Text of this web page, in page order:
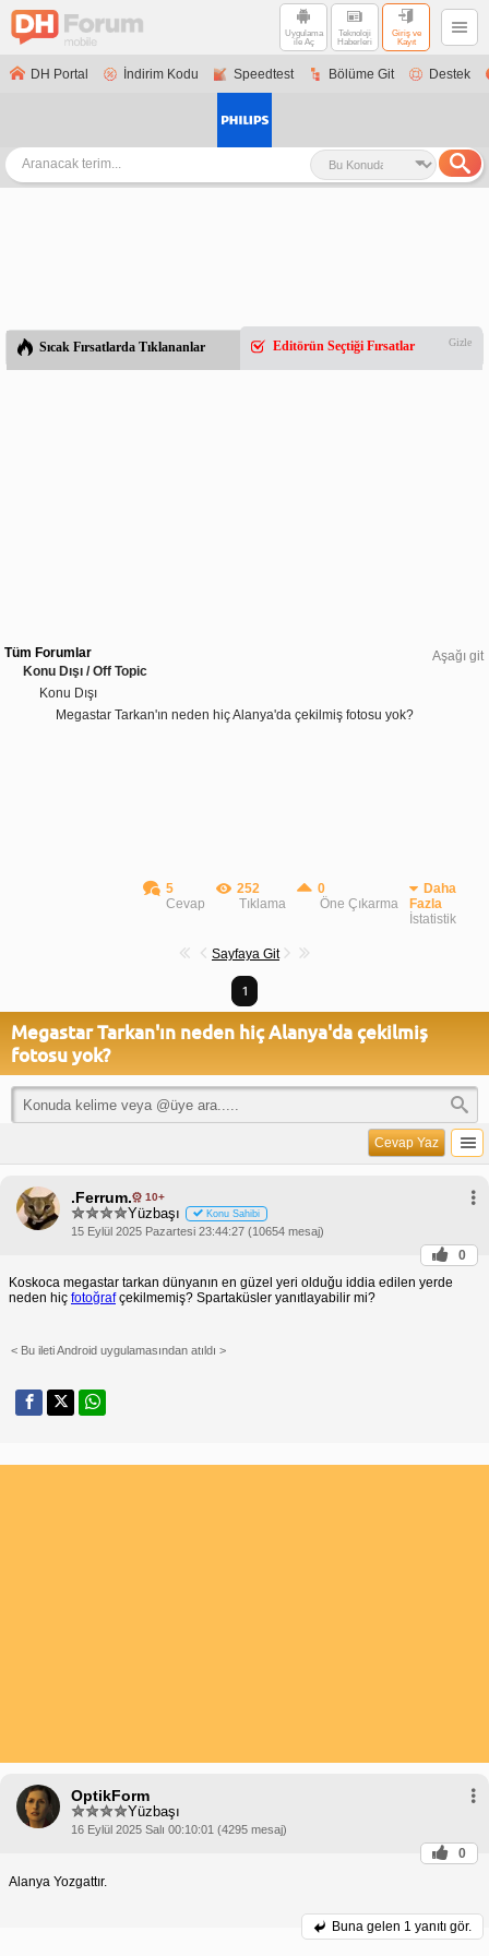
Uygulama
ile Aç
Teknoloji
Haberleri
Giriş ve
Kayıt
DH Portal İndirim Kodu Speedtest Bölüme Git Destek
Sıcak Fırsatlarda Tıklananlar Editörün Seçtiği Fırsatlar Gizle
Aşağı git
Tüm Forumlar
Konu Dışı / Off Topic
Konu Dışı
Megastar Tarkan'ın neden hiç Alanya'da çekilmiş fotosu yok?
5
Cevap
252
Tıklama
0
Öne Çıkarma
Daha
Fazla
İstatistik
Sayfaya Git
1
Megastar Tarkan'ın neden hiç Alanya'da çekilmiş
fotosu yok?
Cevap Yaz
.Ferrum. 10+
Yüzbaşı Konu Sahibi
15 Eylül 2025 Pazartesi 23:44:27 (10654 mesaj)
0
Koskoca megastar tarkan dünyanın en güzel yeri olduğu iddia edilen yerde
neden hiç fotoğrafçekilmemiş? Spartaküsler yanıtlayabilir mi?
< Bu ileti Android uygulamasından atıldı >
OptikForm
Yüzbaşı
16 Eylül 2025 Salı 00:10:01 (4295 mesaj)
0
Alanya Yozgattır.
Buna gelen 1 yanıtı gör.